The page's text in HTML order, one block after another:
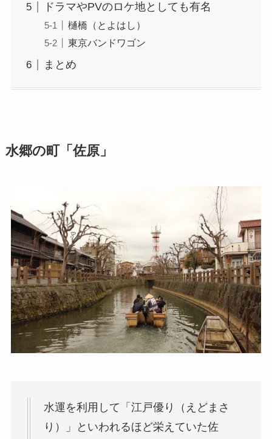
ドラマやPVのロケ地としても有名
樋橋（とよはし）
東京バンドワゴン
まとめ
水郷の町「佐原」
水運を利用して「江戸優り（えどまさ
り）」といわれるほど栄えていた佐